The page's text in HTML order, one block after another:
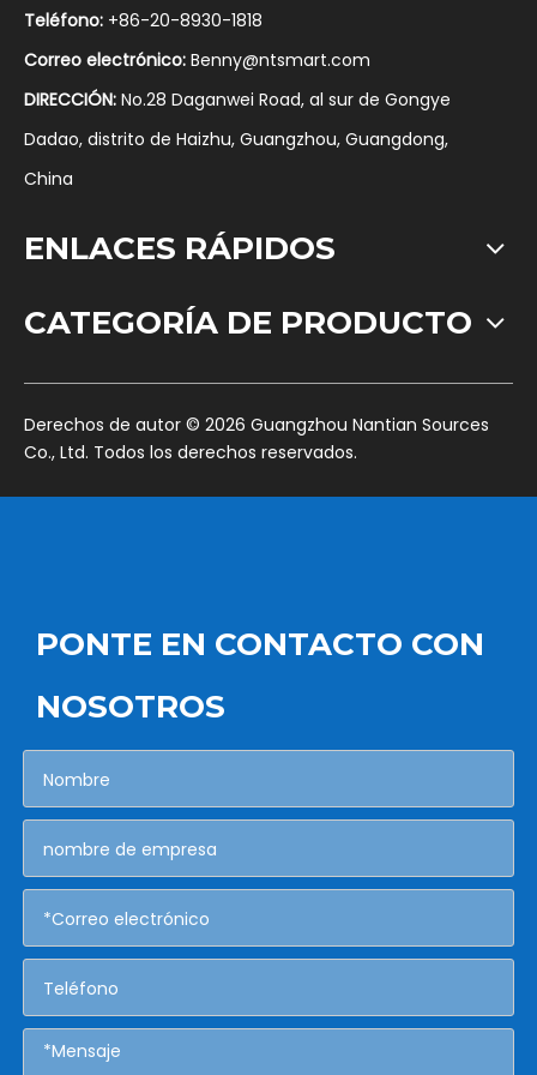
Teléfono: +86-20-8930-1818
Correo electrónico: Benny@ntsmart.com
DIRECCIÓN: No.28 Daganwei Road, al sur de Gongye
Dadao, distrito de Haizhu, Guangzhou, Guangdong,
China
ENLACES RÁPIDOS
CATEGORÍA DE PRODUCTO
​Derechos de autor © 2026 Guangzhou Nantian Sources
Co., Ltd. Todos los derechos reservados.
PONTE EN CONTACTO CON
NOSOTROS